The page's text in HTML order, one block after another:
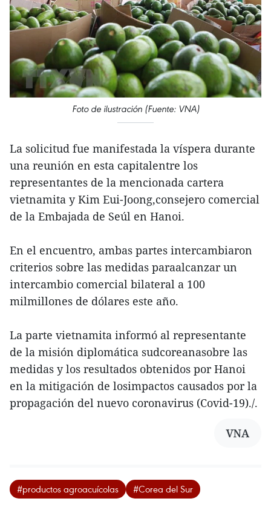
Foto de ilustración (Fuente: VNA)
La solicitud fue manifestada la víspera durante
una reunión en esta capitalentre los
representantes de la mencionada cartera
vietnamita y Kim Eui-Joong,consejero comercial
de la Embajada de Seúl en Hanoi.
En el encuentro, ambas partes intercambiaron
criterios sobre las medidas paraalcanzar un
intercambio comercial bilateral a 100
milmillones de dólares este año.
La parte vietnamita informó al representante
de la misión diplomática sudcoreanasobre las
medidas y los resultados obtenidos por Hanoi
en la mitigación de losimpactos causados por la
propagación del nuevo coronavirus (Covid-19)./.
VNA
#productos agroacuícolas #Corea del Sur